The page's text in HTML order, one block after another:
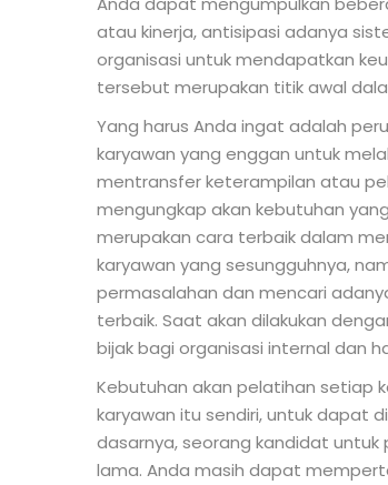
atau kinerja, antisipasi adanya
organisasi untuk mendapatkan
tersebut merupakan titik awal
Yang harus Anda ingat adalah
karyawan yang enggan untuk
mentransfer keterampilan atau
mengungkap akan kebutuhan
merupakan cara terbaik dalam
karyawan yang sesungguhnya,
permasalahan dan mencari
terbaik. Saat akan dilakukan
bijak bagi organisasi internal dan
Kebutuhan akan pelatihan setiap
karyawan itu sendiri, untuk dapat
dasarnya, seorang kandidat
lama. Anda masih dapat